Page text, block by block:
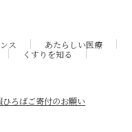
ス
あたらしい医療
くすりを知る
ひろばご寄付のお願い